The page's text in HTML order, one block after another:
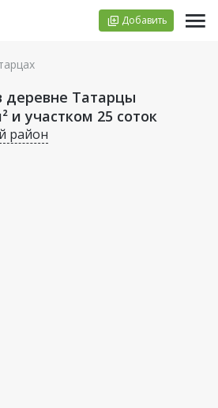
Добавить
деревне Татарцы
и участком 25 соток
район